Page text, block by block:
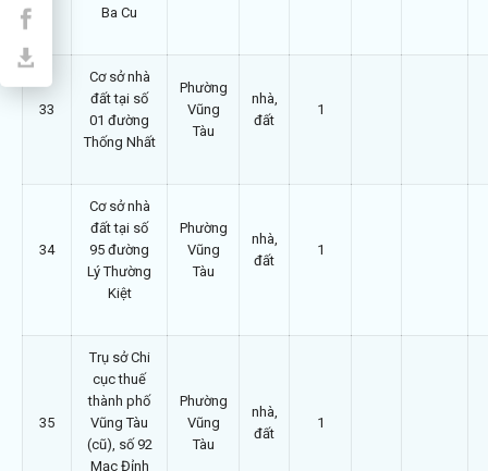
Ba Cu
33
Cơ sở nhà
đất tại số
01 đường
Thống Nhất
Phường
Vũng
Tàu
nhà,
đất
1
34
Cơ sở nhà
đất tại số
95 đường
Lý Thường
Kiệt
Phường
Vũng
Tàu
nhà,
đất
1
35
Trụ sở Chi
cục thuế
thành phố
Vũng Tàu
(cũ), số 92
Mạc Đỉnh
Phường
Vũng
Tàu
nhà,
đất
1